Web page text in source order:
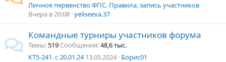
Личное первенство ФПС. Правила, запись участников
Вчера в 20:08 yeliseeva.37
Командные турниры участников форума
Темы 519 Сообщения 48,6 тыс.
КТ5-241. с 20.01.24 13.05.2024 Борис01